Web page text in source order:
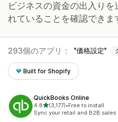
ビジネスの資金の出入り
れていることを確認できま
293個のアプリ： 価格設定
Built for Shopify
QuickBooks Online
4.85つ星中
(3,177)
合計レビュー数：3177件
•Free to install
Sync your retail and B2B